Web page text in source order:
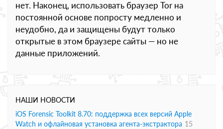
нет. Наконец, использовать браузер Tor на
постоянной основе попросту медленно и
неудобно, да и защищены будут только
открытые в этом браузере сайты — но не
данные приложений.
НАШИ НОВОСТИ
iOS Forensic Toolkit 8.70: поддержка всех версий Apple
Watch и офлайновая установка агента-экстрактора 15